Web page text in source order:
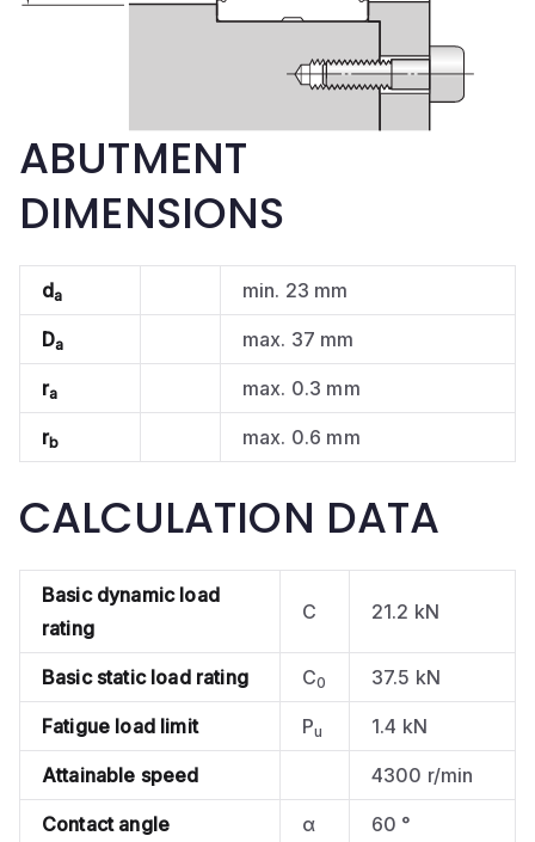
ABUTMENT
DIMENSIONS
da min. 23 mm
Da max. 37 mm
ra max. 0.3 mm
rb max. 0.6 mm
CALCULATION DATA
Basic dynamic load
rating
C 21.2 kN
Basic static load rating C0 37.5 kN
Fatigue load limit Pu 1.4 kN
Attainable speed 4300 r/min
Contact angle α 60 °